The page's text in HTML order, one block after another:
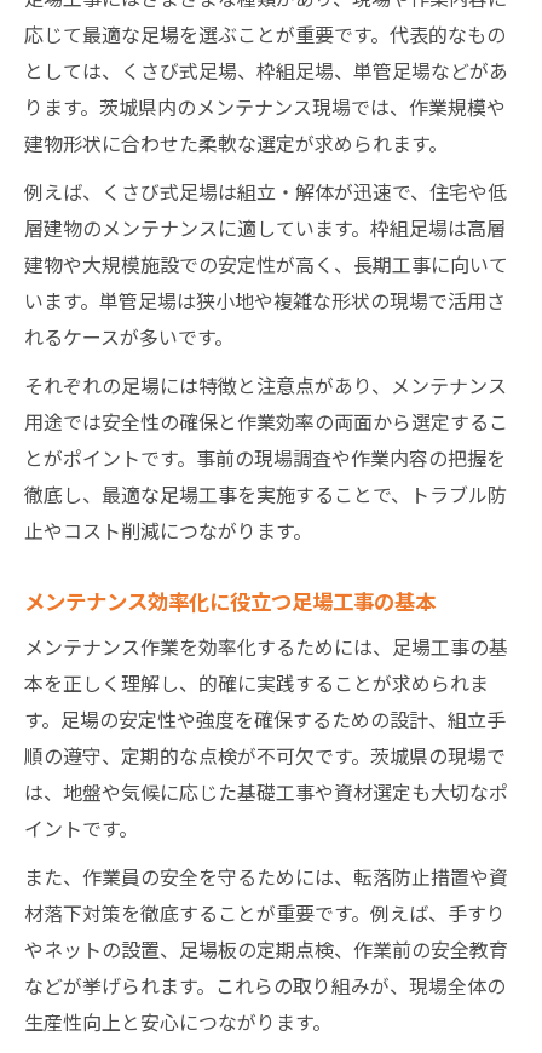
応じて最適な足場を選ぶことが重要です。代表的なもの
としては、くさび式足場、枠組足場、単管足場などがあ
ります。茨城県内のメンテナンス現場では、作業規模や
建物形状に合わせた柔軟な選定が求められます。
例えば、くさび式足場は組立・解体が迅速で、住宅や低
層建物のメンテナンスに適しています。枠組足場は高層
建物や大規模施設での安定性が高く、長期工事に向いて
います。単管足場は狭小地や複雑な形状の現場で活用さ
れるケースが多いです。
それぞれの足場には特徴と注意点があり、メンテナンス
用途では安全性の確保と作業効率の両面から選定するこ
とがポイントです。事前の現場調査や作業内容の把握を
徹底し、最適な足場工事を実施することで、トラブル防
止やコスト削減につながります。
メンテナンス効率化に役立つ足場工事の基本
メンテナンス作業を効率化するためには、足場工事の基
本を正しく理解し、的確に実践することが求められま
す。足場の安定性や強度を確保するための設計、組立手
順の遵守、定期的な点検が不可欠です。茨城県の現場で
は、地盤や気候に応じた基礎工事や資材選定も大切なポ
イントです。
また、作業員の安全を守るためには、転落防止措置や資
材落下対策を徹底することが重要です。例えば、手すり
やネットの設置、足場板の定期点検、作業前の安全教育
などが挙げられます。これらの取り組みが、現場全体の
生産性向上と安心につながります。